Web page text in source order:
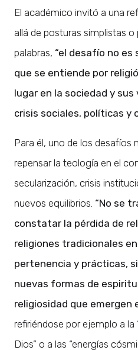
El académico invitó a una
allá de posturas simplistas o
palabras, “el desafío no es
que se entiende por
lugar en la sociedad y sus
crisis sociales, políticas y
Para él, uno de los desafíos
repensar la teología en el
secularización, crisis
nuevos equilibrios. “No se
constatar la pérdida de
religiones tradicionales
pertenencia y prácticas,
nuevas formas de
religiosidad que emergen
refiriéndose por ejemplo a la
Dios” o a las “energías